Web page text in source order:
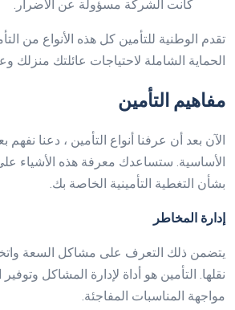
كانت الشركة مسؤولة عن الأضرار.
تقدم الوطنية للتأمين كل هذه الأنواع من
الحماية الشاملة لاحتياجات عائلتك منزلك
مفاهيم التأمين
الآن بعد أن عرفنا أنواع التأمين ، دعنا
الأساسية. ستساعدك معرفة هذه الأشياء
بشأن التغطية التأمينية الخاصة بك.
إدارة المخاطر
يتضمن ذلك التعرف على مشاكل السعة
نقلها. التأمين هو أداة لإدارة المشاكل
مواجهة المناسبات المفاجئة.